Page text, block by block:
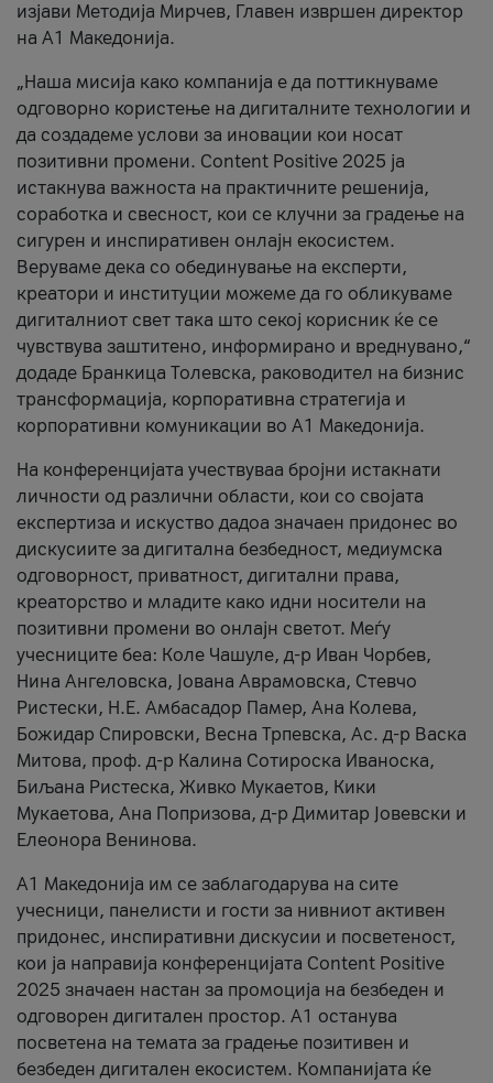
изјави Методија Мирчев, Главен извршен директор
на А1 Македонија.
„Наша мисија како компанија е да поттикнуваме
одговорно користење на дигиталните технологии и
да создадеме услови за иновации кои носат
позитивни промени. Content Positive 2025 ја
истакнува важноста на практичните решенија,
соработка и свесност, кои се клучни за градење на
сигурен и инспиративен онлајн екосистем.
Веруваме дека со обединување на експерти,
креатори и институции можеме да го обликуваме
дигиталниот свет така што секој корисник ќе се
чувствува заштитено, информирано и вреднувано,“
додаде Бранкица Толевска, раководител на бизнис
трансформација, корпоративна стратегија и
корпоративни комуникации во А1 Македонија.
На конференцијата учествуваа бројни истакнати
личности од различни области, кои со својата
експертиза и искуство дадоа значаен придонес во
дискусиите за дигитална безбедност, медиумска
одговорност, приватност, дигитални права,
креаторство и младите како идни носители на
позитивни промени во онлајн светот. Меѓу
учесниците беа: Коле Чашуле, д-р Иван Чорбев,
Нина Ангеловска, Јована Аврамовска, Стевчо
Ристески, Н.Е. Амбасадор Памер, Ана Колева,
Божидар Спировски, Весна Трпевска, Ас. д-р Васка
Митова, проф. д-р Калина Сотироска Иваноска,
Биљана Ристеска, Живко Мукаетов, Кики
Мукаетова, Ана Попризова, д-р Димитар Јовевски и
Елеонора Венинова.
А1 Македонија им се заблагодарува на сите
учесници, панелисти и гости за нивниот активен
придонес, инспиративни дискусии и посветеност,
кои ја направија конференцијата Content Positive
2025 значаен настан за промоција на безбеден и
одговорен дигитален простор. А1 останува
посветена на темата за градење позитивен и
безбеден дигитален екосистем. Компанијата ќе